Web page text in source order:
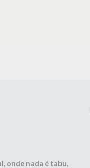
onde nada é tabu,